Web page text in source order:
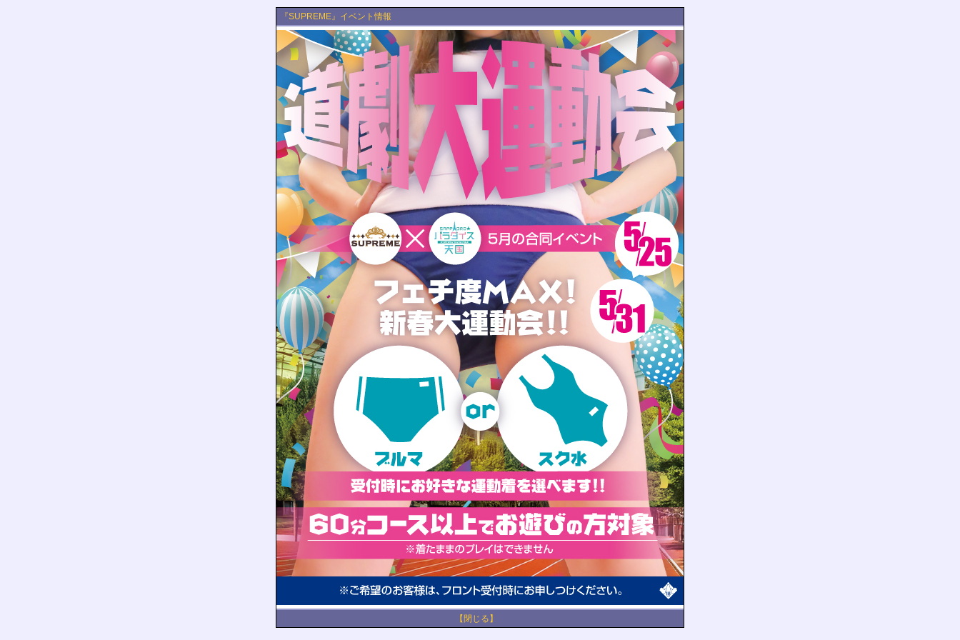
『SUPREME』イベント情報
【閉じる】